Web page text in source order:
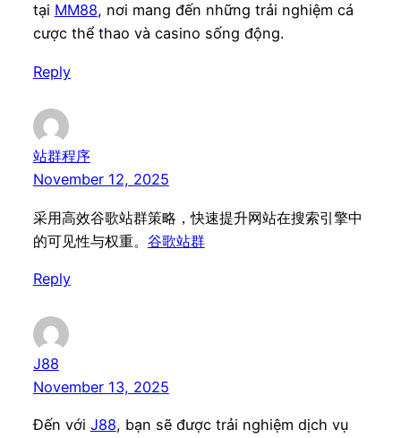
tại MM88, nơi mang đến những trải nghiệm cá
cược thể thao và casino sống động.
Reply
站群程序
November 12, 2025
采用高效谷歌站群策略，快速提升网站在搜索引擎中
的可见性与权重。 谷歌站群
Reply
J88
November 13, 2025
Đến với J88, bạn sẽ được trải nghiệm dịch vụ